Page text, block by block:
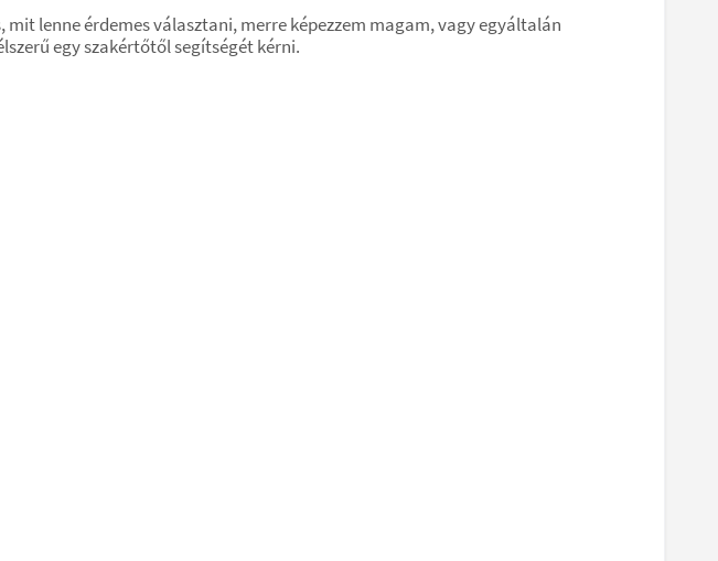
lenne érdemes választani, merre képezzem magam, vagy egyáltalán
egy szakértőtől segítségét kérni.